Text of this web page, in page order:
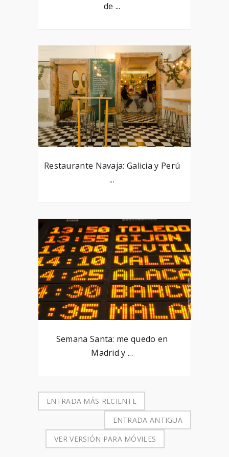
de ...
Restaurante Navaja: Galicia y Perú
...
Semana Santa: me quedo en
Madrid y ...
ENTRADA MÁS RECIENTE
ENTRADA ANTIGUA
VER VERSIÓN PARA MÓVILES